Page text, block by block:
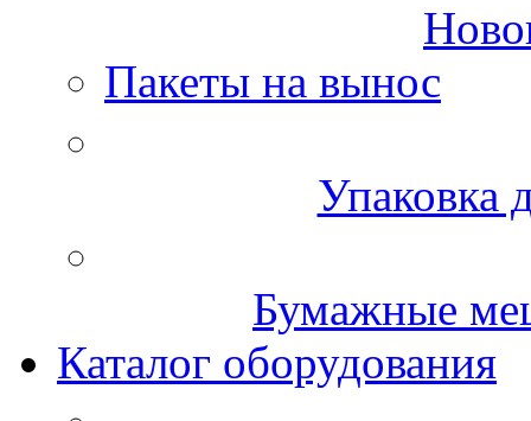
Пакеты на вынос
Упаковка
Бумажные
Каталог оборудования